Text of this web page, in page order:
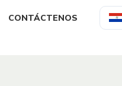
CONTÁCTENOS